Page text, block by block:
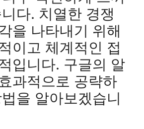
다. 치열한 경쟁
을 나타내기 위해
이고 체계적인 접
입니다. 구글의 알
과적으로 공략하
을 알아보겠습니